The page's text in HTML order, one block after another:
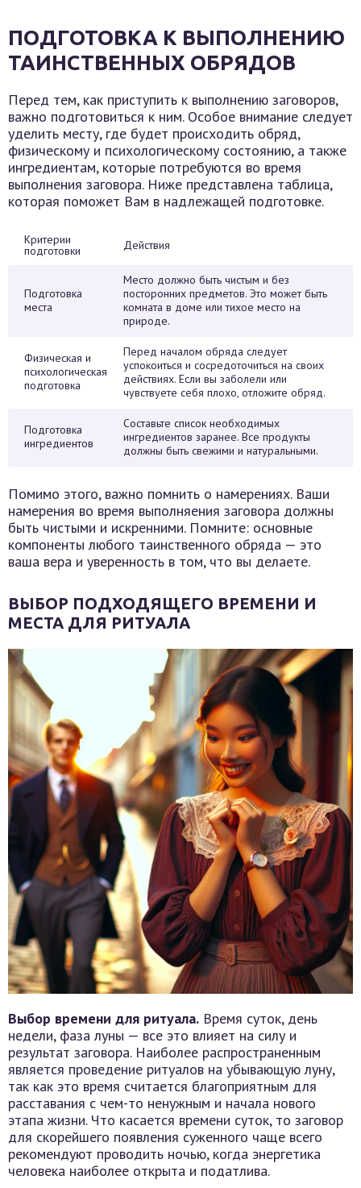
ПОДГОТОВКА К ВЫПОЛНЕНИЮ
ТАИНСТВЕННЫХ ОБРЯДОВ
Перед тем, как приступить к выполнению заговоров,
важно подготовиться к ним. Особое внимание следует
уделить месту, где будет происходить обряд,
физическому и психологическому состоянию, а также
ингредиентам, которые потребуются во время
выполнения заговора. Ниже представлена таблица,
которая поможет Вам в надлежащей подготовке.
Критерии
подготовки Действия
Подготовка
места
Место должно быть чистым и без
посторонних предметов. Это может быть
комната в доме или тихое место на
природе.
Физическая и
психологическая
подготовка
Перед началом обряда следует
успокоиться и сосредоточиться на своих
действиях. Если вы заболели или
чувствуете себя плохо, отложите обряд.
Подготовка
ингредиентов
Составьте список необходимых
ингредиентов заранее. Все продукты
должны быть свежими и натуральными.
Помимо этого, важно помнить о намерениях. Ваши
намерения во время выполняения заговора должны
быть чистыми и искренними. Помните: основные
компоненты любого таинственного обряда — это
ваша вера и уверенность в том, что вы делаете.
ВЫБОР ПОДХОДЯЩЕГО ВРЕМЕНИ И
МЕСТА ДЛЯ РИТУАЛА
Выбор времени для ритуала. Время суток, день
недели, фаза луны — все это влияет на силу и
результат заговора. Наиболее распространенным
является проведение ритуалов на убывающую луну,
так как это время считается благоприятным для
расставания с чем-то ненужным и начала нового
этапа жизни. Что касается времени суток, то заговор
для скорейшего появления суженного чаще всего
рекомендуют проводить ночью, когда энергетика
человека наиболее открыта и податлива.